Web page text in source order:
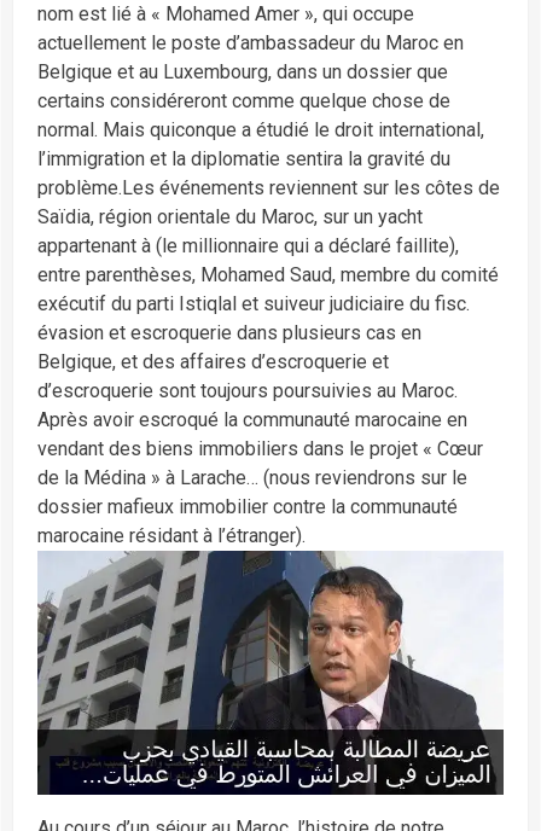
nom est lié à « Mohamed Amer », qui occupe
actuellement le poste d’ambassadeur du Maroc en
Belgique et au Luxembourg, dans un dossier que
certains considéreront comme quelque chose de
normal. Mais quiconque a étudié le droit international,
l’immigration et la diplomatie sentira la gravité du
problème.Les événements reviennent sur les côtes de
Saïdia, région orientale du Maroc, sur un yacht
appartenant à (le millionnaire qui a déclaré faillite),
entre parenthèses, Mohamed Saud, membre du comité
exécutif du parti Istiqlal et suiveur judiciaire du fisc.
évasion et escroquerie dans plusieurs cas en
Belgique, et des affaires d’escroquerie et
d’escroquerie sont toujours poursuivies au Maroc.
Après avoir escroqué la communauté marocaine en
vendant des biens immobiliers dans le projet « Cœur
de la Médina » à Larache… (nous reviendrons sur le
dossier mafieux immobilier contre la communauté
marocaine résidant à l’étranger).